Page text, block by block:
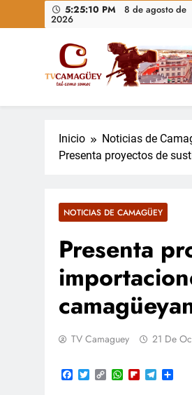
5:25:11 PM 8 de agosto de
2026
Televisión
TV Camagüey: canal
Inicio
Noticias de
Presenta proyectos de
NOTICIAS DE CAMAGÜEY
Presenta
TV Camaguey 21 De
Facebook
TwitterCopy
Link
WhatsApp
FlipboardTelegram